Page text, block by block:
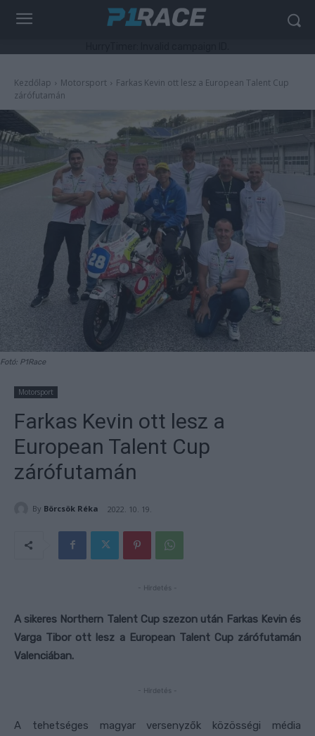
Kezdőlap Motorsport
Farkas Kevin ott lesz a European Talent Cup
zárófutamán
Fotó: P1Race
Motorsport
Farkas Kevin ott lesz a
European Talent Cup
zárófutamán
By Börcsök Réka 2022. 10. 19.
- Hirdetés -
A sikeres Northern Talent Cup szezon után Farkas Kevin és
Varga Tibor ott lesz a European Talent Cup zárófutamán
Valenciában.
- Hirdetés -
A tehetséges magyar versenyzők közösségi média